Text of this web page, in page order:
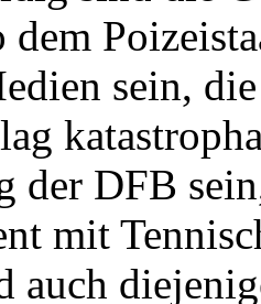
dem
sein,
der DFB
mit
auch